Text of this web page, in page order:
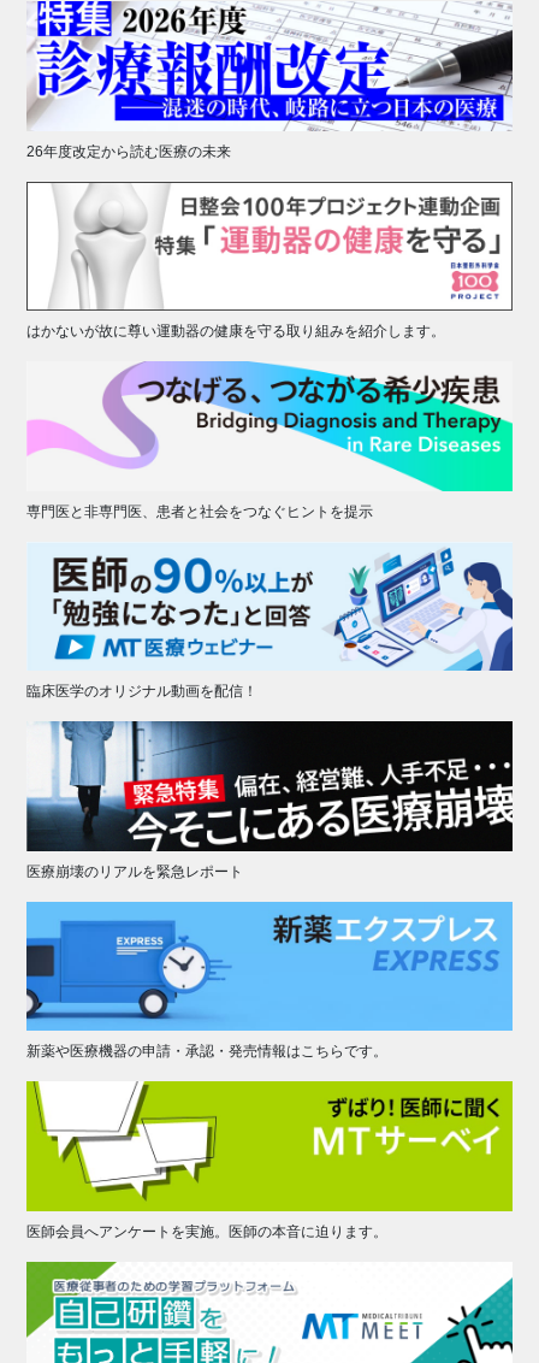
26年度改定から読む医療の未来
はかないが故に尊い運動器の健康を守る取り組みを紹介します。
専門医と非専門医、患者と社会をつなぐヒントを提示
臨床医学のオリジナル動画を配信！
医療崩壊のリアルを緊急レポート
新薬や医療機器の申請・承認・発売情報はこちらです。
医師会員へアンケートを実施。医師の本音に迫ります。